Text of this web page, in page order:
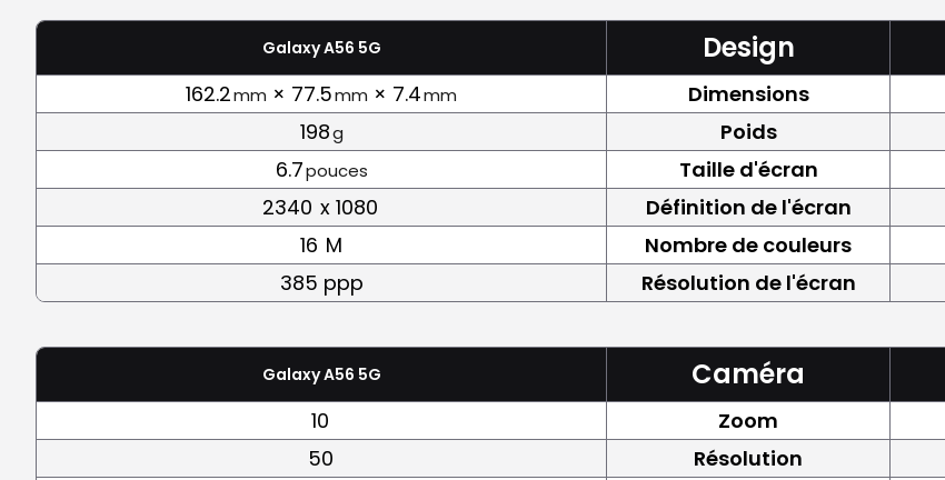
Galaxy A56 5G Design
162.2mm × 77.5mm × 7.4mm Dimensions
198g
Poids
6.7pouces Taille d'écran
2340 x 1080 Définition de l'écran
16 M Nombre de couleurs
385 ppp
Résolution de l'écran
Galaxy A56 5G Caméra
10 Zoom
50
Résolution